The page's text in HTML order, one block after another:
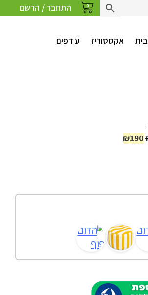
התחבר / הרשם 0
אקססוריז עודפים
המחיר
₪190
המחיר